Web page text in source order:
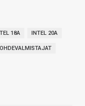
18A INTEL 20A